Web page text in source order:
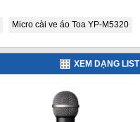
Micro cài ve áo Toa YP-M5320
XEM DẠNG LIST